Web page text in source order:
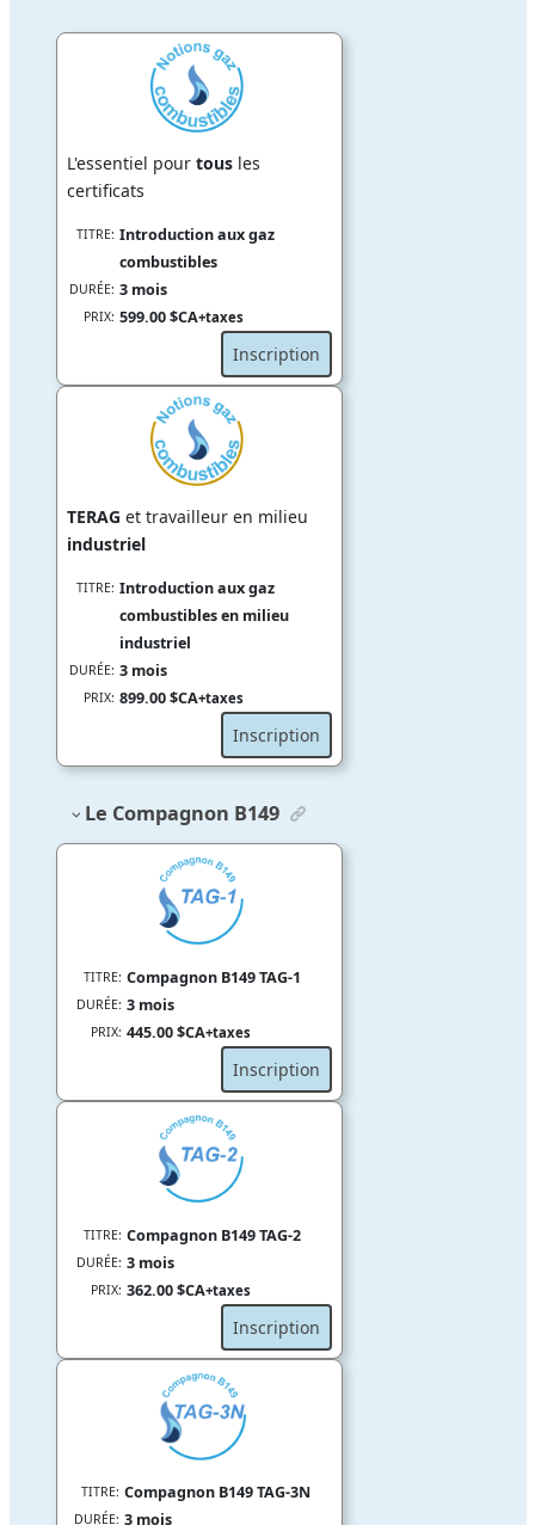
L'essentiel pour tous les
certificats
TITRE: Introduction aux gaz
combustibles
DURÉE: 3 mois
PRIX: 599.00 $CA+taxes
Inscription
TERAG et travailleur en milieu
industriel
TITRE: Introduction aux gaz
combustibles en milieu
industriel
DURÉE: 3 mois
PRIX: 899.00 $CA+taxes
Inscription
Le Compagnon B149
TITRE: Compagnon B149 TAG-1
DURÉE: 3 mois
PRIX: 445.00 $CA+taxes
Inscription
TITRE: Compagnon B149 TAG-2
DURÉE: 3 mois
PRIX: 362.00 $CA+taxes
Inscription
TITRE: Compagnon B149 TAG-3N
DURÉE: 3 mois